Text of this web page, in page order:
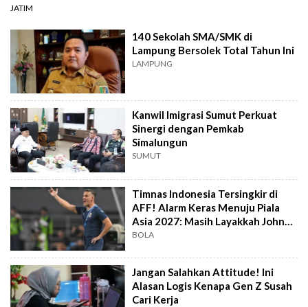
JATIM
140 Sekolah SMA/SMK di
Lampung Bersolek Total Tahun Ini
LAMPUNG
Kanwil Imigrasi Sumut Perkuat
Sinergi dengan Pemkab
Simalungun
SUMUT
Timnas Indonesia Tersingkir di
AFF! Alarm Keras Menuju Piala
Asia 2027: Masih Layakkah John
Herdman?
BOLA
Jangan Salahkan Attitude! Ini
Alasan Logis Kenapa Gen Z Susah
Cari Kerja